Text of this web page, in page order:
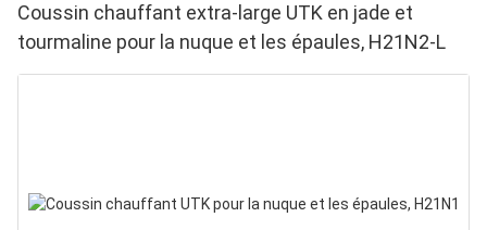
Coussin chauffant extra-large UTK en jade et
tourmaline pour la nuque et les épaules, H21N2-L